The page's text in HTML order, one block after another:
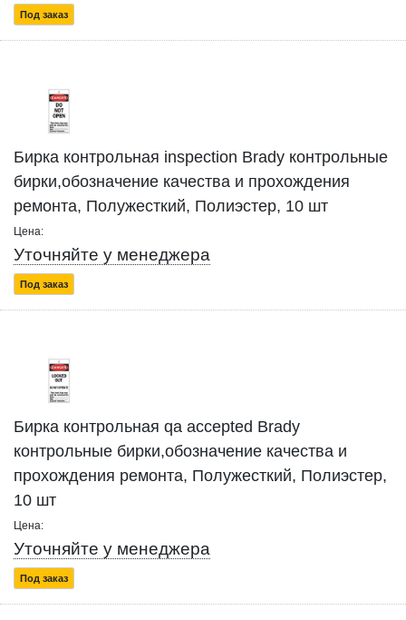
Под заказ
Бирка контрольная inspection Brady контрольные
бирки,обозначение качества и прохождения
ремонта, Полужесткий, Полиэстер, 10 шт
Цена:
Уточняйте у менеджера
Под заказ
Бирка контрольная qa accepted Brady
контрольные бирки,обозначение качества и
прохождения ремонта, Полужесткий, Полиэстер,
10 шт
Цена:
Уточняйте у менеджера
Под заказ